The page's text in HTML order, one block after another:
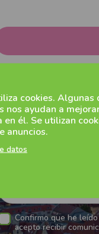
cookies. Algunas
nos ayudan a
él. Se utilizan
anuncios.
datos
para no perderte
Confirmo que he
acepto recibir